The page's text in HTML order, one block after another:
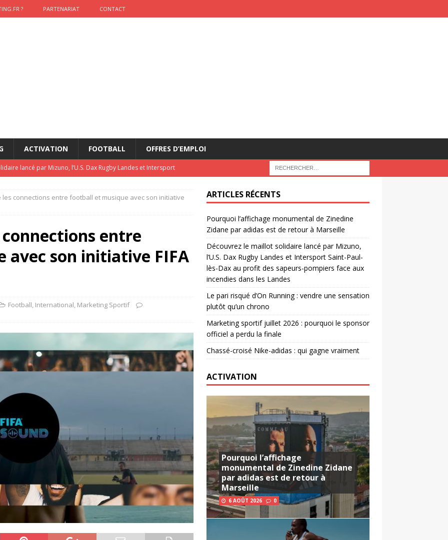
? PARTENARIAT CONTACT
ACTIVATION FOOTBALL OFFRES D’EMPLOI
lancé par Mizuno, l’U.S. Dax Rugby Landes et Intersport
: vendre une sensation plutôt qu’un chrono
ACTIVATION
: qui gagne vraiment
FOOTBALL
les connections entre football et musique avec son initiative
connections entre
son initiative FIFA
Football, International, Marketing Sportif
ARTICLES RÉCENTS
Pourquoi l’affichage monumental de Zinedine
Zidane par adidas est de retour à Marseille
Découvrez le maillot solidaire lancé par Mizuno,
l’U.S. Dax Rugby Landes et Intersport Saint-Paul-
lès-Dax au profit des sapeurs-pompiers face aux
incendies dans les Landes
Le pari risqué d’On Running : vendre une sensation
plutôt qu’un chrono
Marketing sportif juillet 2026 : pourquoi le sponsor
officiel a perdu la finale
Chassé-croisé Nike-adidas : qui gagne vraiment
ACTIVATION
Pourquoi l’affichage
monumental de Zinedine Zidane
par adidas est de retour à
Marseille
6 AOÛT 2026 0